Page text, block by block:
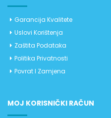
Garancija Kvalitete
Uslovi Korištenja
Zaštita Podataka
Politika Privatnosti
Povrat I Zamjena
MOJ KORISNIČKI RAČUN